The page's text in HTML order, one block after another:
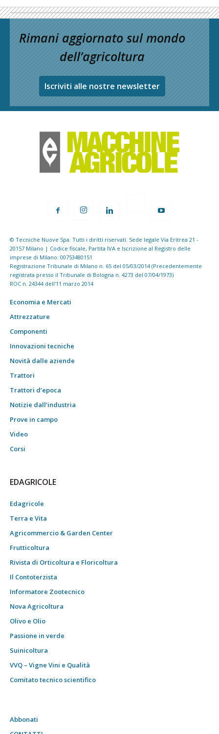
Rimani aggiornato sul mondo
dell’agricoltura
Iscriviti alle nostre newsletter
© Tecniche Nuove Spa. Tutti i diritti riservati. Sede legale Via Eritrea 21 -
20157 Milano | Codice fiscale, Partita IVA e Iscrizione al Registro delle
imprese di Milano: 00753480151
Registrazione Tribunale di Milano n. 65 del 05/03/2014 (Precedentemente
registrata presso il Tribunale di Bologna n. 4273 del 07/04/1973)
ROC n. 24344 dell'11 marzo 2014
Economia e Mercati
Attrezzature
Componenti
Innovazioni tecniche
Novità dalle aziende
Trattori
Trattori d’epoca
Notizie dall’industria
Prove in campo
Video
Corsi
EDAGRICOLE
Edagricole
Terra e Vita
Agricommercio & Garden Center
Frutticoltura
Rivista di Orticoltura e Floricoltura
Il Contoterzista
Informatore Zootecnico
Nova Agricoltura
Olivo e Olio
Passione in verde
Suinicoltura
VVQ – Vigne Vini e Qualità
Comitato tecnico scientifico
Abbonati